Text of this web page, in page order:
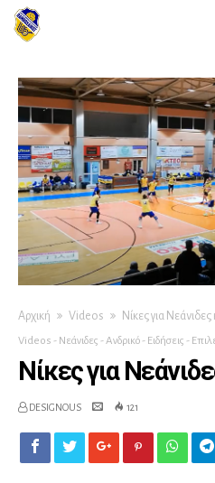
Αρχική Videos Νίκες για
Videos - Νεάνιδες -Ανδρικό - Ειδήσεις -
Νίκες για
DESIGNOUS 121